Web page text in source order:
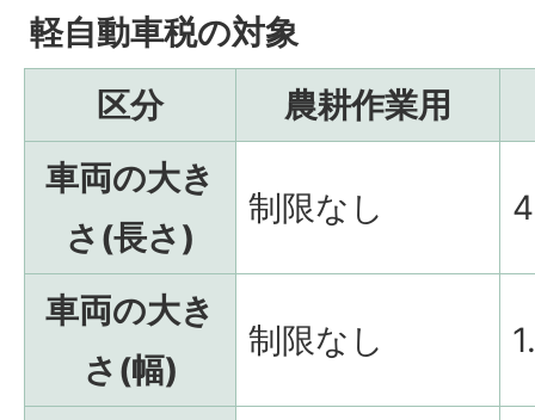
軽自動車税の対象
区分
農耕作業用
車両の大き
さ(長さ)
制限なし
車両の大き
さ(幅)
制限なし